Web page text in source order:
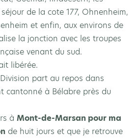
de la cote 177, Ohnenheim,
et enfin, aux environs de
la jonction avec les troupes
venant du sud.
libérée.
part au repos dans
cantonné à Bélabre près du
à Mont-de-Marsan pour ma
de huit jours et que je retrouve